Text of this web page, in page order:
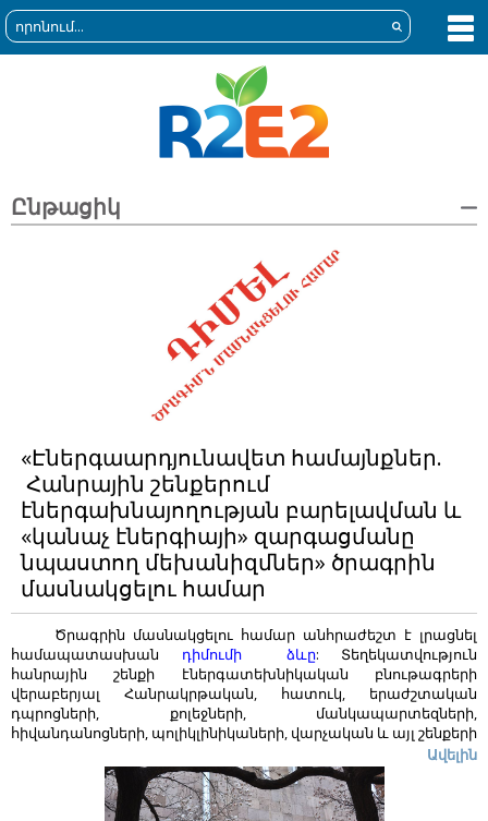
Ընթացիկ
«Էներգաարդյունավետ համայնքներ.
Հանրային շենքերում
էներգախնայողության բարելավման և
«կանաչ էներգիայի» զարգացմանը
նպաստող մեխանիզմներ» ծրագրին
մասնակցելու համար
Ծրագրին մասնակցելու համար անհրաժեշտ է լրացնել
համապատասխան դիմումի ձևը: Տեղեկատվություն
հանրային շենքի էներգատեխնիկական բնութագրերի
վերաբերյալ Հանրակրթական, հատուկ, երաժշտական
դպրոցների, քոլեջների, մանկապարտեզների,
հիվանդանոցների, պոլիկլինիկաների, վարչական և այլ շենքերի
տնօրինությանը տեղեկացնում ենք. Ներկայումս Հիմնադրամը
նախապատրաստում է հանրային շենքերի
էներգախնայողության ծրագիր: Այդ ծրագրում ընդգրկվելու
նպատակով խնդրում ենք Ձեզ տրամադրել
Ավելին